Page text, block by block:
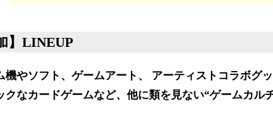
】LINEUP
機やソフト、ゲームアート、 アーティストコラボグ
クなカードゲームなど、他に類を見ない“ゲームカル